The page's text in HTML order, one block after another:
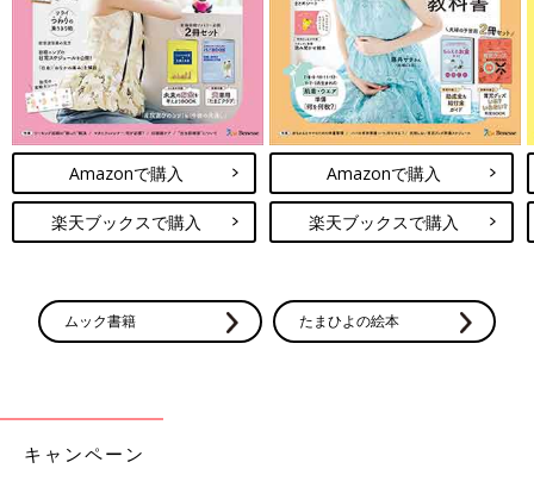
Amazonで購入
楽天ブックスで購入
Amazonで購入
楽天ブックスで購入
ムック書籍 たまひよの絵本
キャンペーン